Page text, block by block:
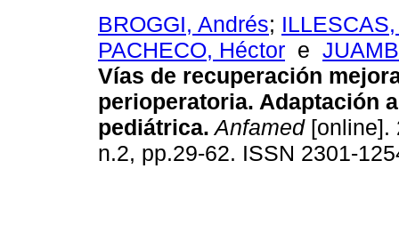
BROGGI, Andrés;
PACHECO, Héctor e
Vías de recuperación
perioperatoria. Adaptación
pediátrica. Anfamed[online].
n.2, pp.29-62. ISSN 2301-